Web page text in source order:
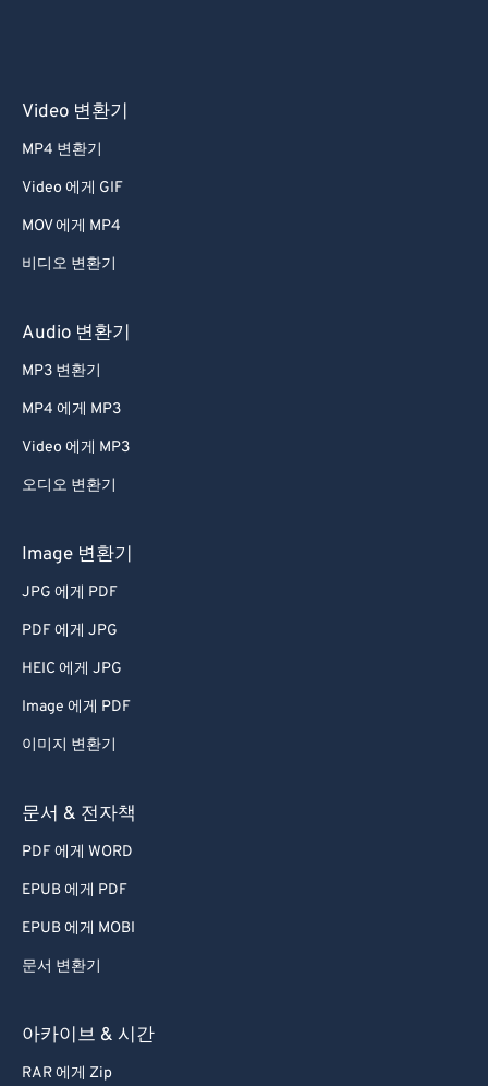
Video 변환기
MP4 변환기
Video 에게 GIF
MOV 에게 MP4
비디오 변환기
Audio 변환기
MP3 변환기
MP4 에게 MP3
Video 에게 MP3
오디오 변환기
Image 변환기
JPG 에게 PDF
PDF 에게 JPG
HEIC 에게 JPG
Image 에게 PDF
이미지 변환기
문서 & 전자책
PDF 에게 WORD
EPUB 에게 PDF
EPUB 에게 MOBI
문서 변환기
아카이브 & 시간
RAR 에게 Zip